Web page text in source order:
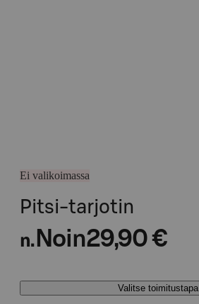
Ei valikoimassa
Pitsi-tarjotin
n. Noin29,90 €
Valitse toimitustapa